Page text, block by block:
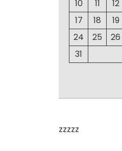
10
11 12
17
18 19
24
25 26
31
zzzzz